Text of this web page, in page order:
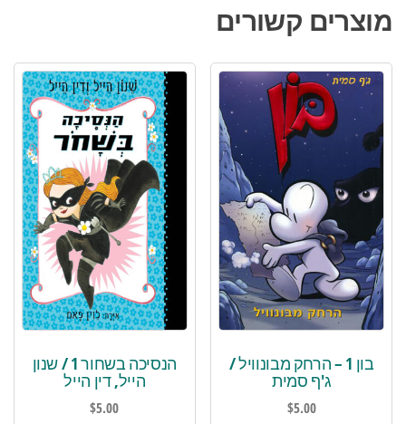
מוצרים קשורים
בון 1 – הרחק מבונוויל /
ג'ף סמית
$5.00
הנסיכה בשחור 1 / שנון
הייל, דין הייל
$5.00